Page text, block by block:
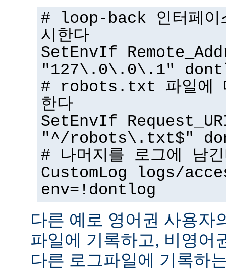
# loop-back 인터페이
시한다
SetEnvIf
"127\.0\.0\.1"
# robots.txt 파일에
한다
SetEnvIf
"^/robots\.txt$"
# 나머지를 로그에 남
CustomLog logs/
env=!dontlog
다른 예로 영어권 사용자
파일에 기록하고, 비영어
다른 로그파일에 기록하